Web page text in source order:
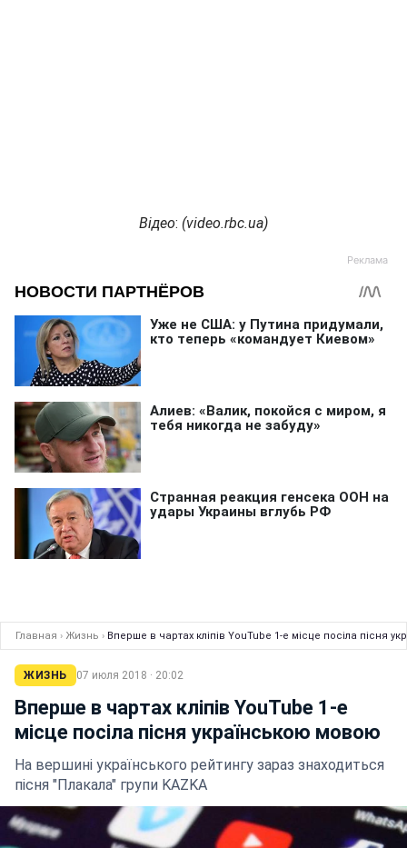
Відео: (video.rbc.ua)
Главная › Жизнь › Вперше в чартах кліпів YouTube 1-е місце посіла пісня
ЖИЗНЬ 07 июля 2018 · 20:02
Вперше в чартах кліпів YouTube 1-е
місце посіла пісня українською мовою
На вершині українського рейтингу зараз знаходиться
пісня "Плакала" групи KAZKA